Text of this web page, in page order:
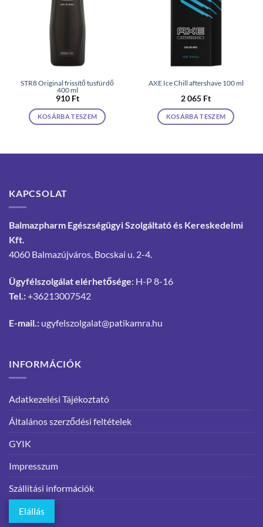
STR8 Original frissítő tusfürdő
400 ml
910 Ft
KOSÁRBA TESZEM
AXE Ice Chill aftershave 100 ml
2 065 Ft
KOSÁRBA TESZEM
KAPCSOLAT
Balmazpharm Egészségügyi Szolgáltató és Kereskedelmi
Kft.
4060 Balmazújváros, Bocskai u. 2-4.
Ügyfélszolgálat elérhetősége: H-P 8-16
Tel.:+36213007542
E-mail.: ugyfelszolgalat@patikamra.hu
INFORMÁCIÓK
Adatkezelési Tájékoztató
Általános szerződési feltételek
GYIK
Impresszum
Szállítási információk
Elállás